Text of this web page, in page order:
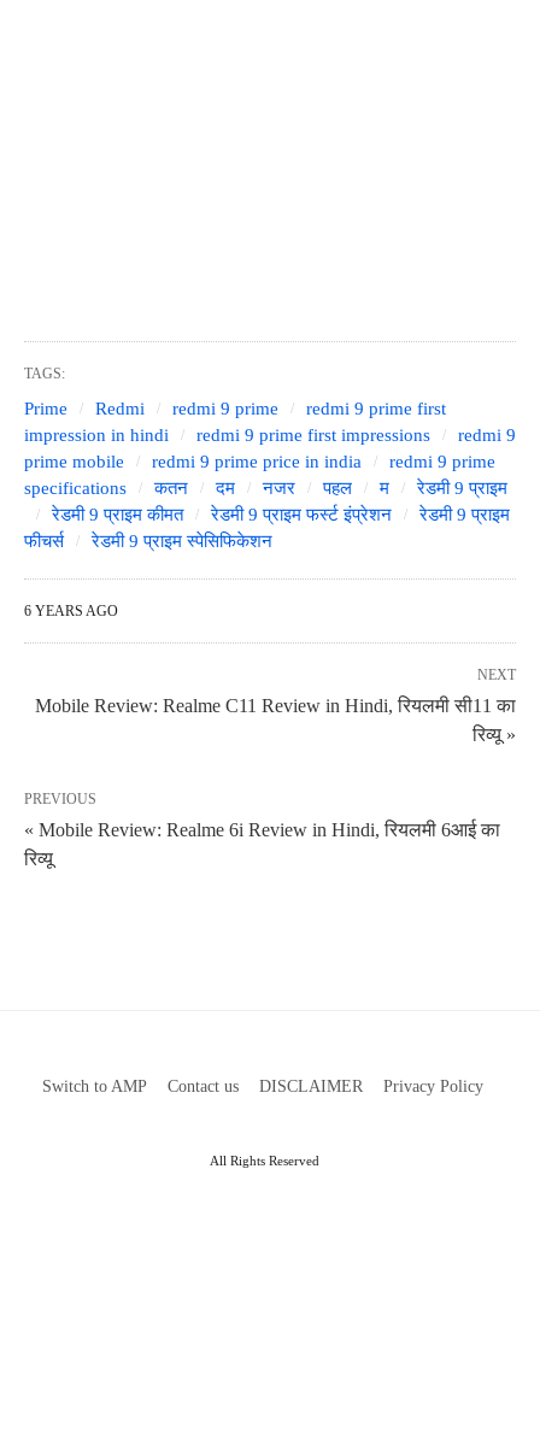
TAGS:
Prime Redmi redmi 9 prime
redmi 9 prime first
impression in hindi
redmi 9 prime first impressions
redmi 9
prime mobile
redmi 9 prime price in india
redmi 9 prime
specifications
कतन दम नजर पहल म
रेडमी 9 प्राइम
रेडमी 9 प्राइम कीमत
रेडमी 9 प्राइम फर्स्ट इंप्रेशन
रेडमी 9 प्राइम
फीचर्स
रेडमी 9 प्राइम स्पेसिफिकेशन
6 YEARS AGO
NEXT
Mobile Review: Realme C11 Review in Hindi, रियलमी सी11 का
रिव्यू »
PREVIOUS
« Mobile Review: Realme 6i Review in Hindi, रियलमी 6आई का
रिव्यू
Switch to AMP Contact us DISCLAIMER Privacy Policy
All Rights Reserved